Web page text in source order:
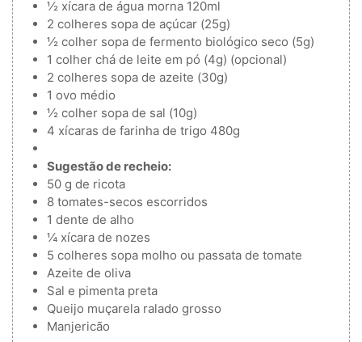
½ xícara de água morna 120ml
2 colheres sopa de açúcar (25g)
½ colher sopa de fermento biológico seco (5g)
1 colher chá de leite em pó (4g) (opcional)
2 colheres sopa de azeite (30g)
1 ovo médio
½ colher sopa de sal (10g)
4 xícaras de farinha de trigo 480g
Sugestão de recheio:
50 g de ricota
8 tomates-secos escorridos
1 dente de alho
¼ xícara de nozes
5 colheres sopa molho ou passata de tomate
Azeite de oliva
Sal e pimenta preta
Queijo muçarela ralado grosso
Manjericão